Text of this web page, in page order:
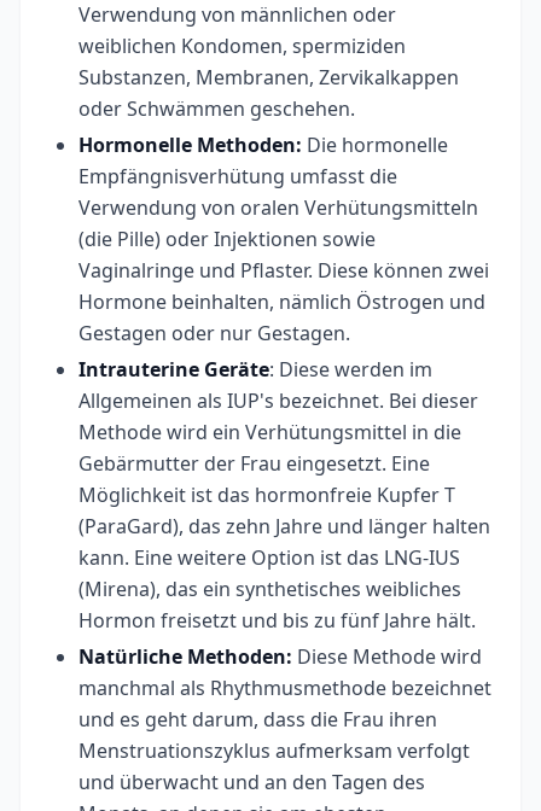
Verwendung von männlichen oder
weiblichen Kondomen, spermiziden
Substanzen, Membranen, Zervikalkappen
oder Schwämmen geschehen.
Hormonelle Methoden: Die hormonelle
Empfängnisverhütung umfasst die
Verwendung von oralen Verhütungsmitteln
(die Pille) oder Injektionen sowie
Vaginalringe und Pflaster. Diese können zwei
Hormone beinhalten, nämlich Östrogen und
Gestagen oder nur Gestagen.
Intrauterine Geräte: Diese werden im
Allgemeinen als IUP's bezeichnet. Bei dieser
Methode wird ein Verhütungsmittel in die
Gebärmutter der Frau eingesetzt. Eine
Möglichkeit ist das hormonfreie Kupfer T
(ParaGard), das zehn Jahre und länger halten
kann. Eine weitere Option ist das LNG-IUS
(Mirena), das ein synthetisches weibliches
Hormon freisetzt und bis zu fünf Jahre hält.
Natürliche Methoden: Diese Methode wird
manchmal als Rhythmusmethode bezeichnet
und es geht darum, dass die Frau ihren
Menstruationszyklus aufmerksam verfolgt
und überwacht und an den Tagen des